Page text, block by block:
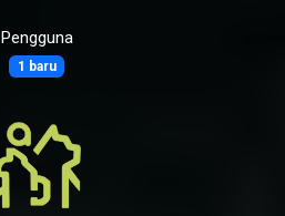
Pengguna
1 baru